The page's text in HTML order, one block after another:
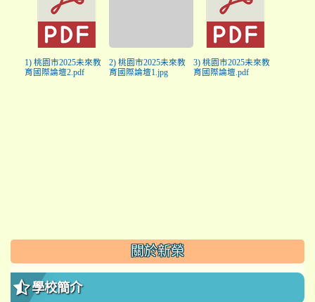
1) 桃園市2025未來教
育國際論壇2.pdf
2) 桃園市2025未來教
育國際論壇1.jpg
3) 桃園市2025未來教
育國際論壇.pdf
::: 關於新榮
學校簡介